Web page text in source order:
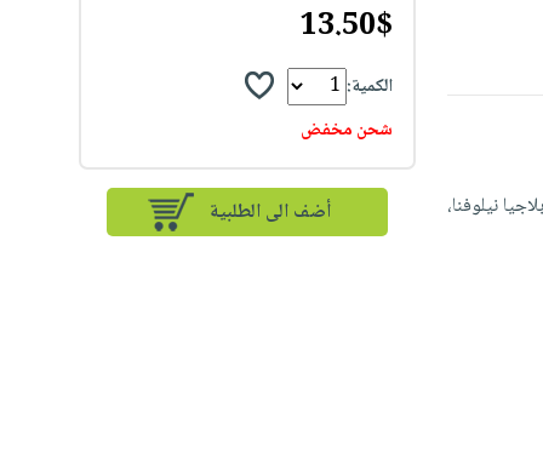
نيلوفنا،
13.50$
الكمية:
شحن مخفض
أضف الى الطلبية